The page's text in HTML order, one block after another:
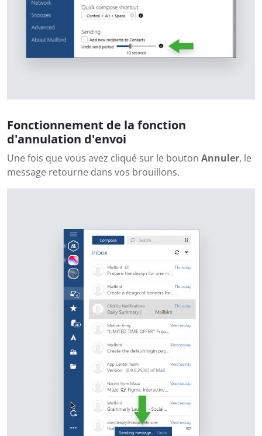
Fonctionnement de la fonction
d'annulation d'envoi
Une fois que vous avez cliqué sur le bouton Annuler, le
message retourne dans vos brouillons.